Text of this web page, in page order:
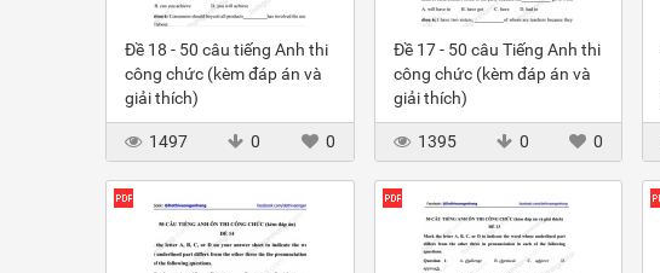
Đề 18 - 50 câu tiếng Anh thi
công chức (kèm đáp án và
giải thích)
1497 0 0
Đề 17 - 50 câu Tiếng Anh thi
công chức (kèm đáp án và
giải thích)
1395 0 0